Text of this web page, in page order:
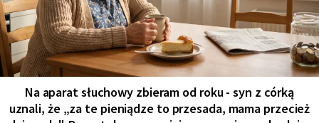
Na aparat słuchowy zbieram od roku - syn z córką
uznali, że „za te pieniądze to przesada, mama przecież